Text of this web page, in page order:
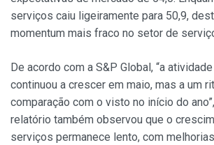
serviços caiu ligeiramente para 50,9,
momentum mais fraco no setor de
De acordo com a S&P Global, “a
continuou a crescer em maio, mas a um
comparação com o visto no início do
relatório também observou que o
serviços permanece lento, com